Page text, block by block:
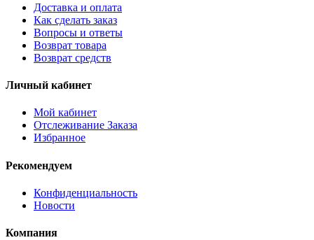
Доставка и оплата
Как сделать заказ
Вопросы и ответы
Возврат товара
Возврат средств
Личный кабинет
Мой кабинет
Отслеживание Заказа
Избранное
Рекомендуем
Конфиденциальность
Новости
Компания